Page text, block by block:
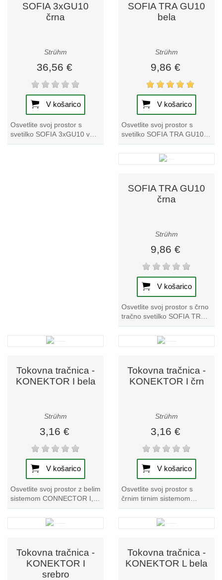
SOFIA 3xGU10
črna
Strühm
36,56 €
V košarico
Osvetlite svoj prostor s
svetilko SOFIA 3xGU10 v
elegantni črni barvi. Ta
SOFIA TRA GU10
bela
Strühm
9,86 €
V košarico
Osvetlite svoj prostor s
svetilko SOFIA TRA GU10
bela track light. Odlična je za
izboljšanje ambienta in
poudarjanje...
SOFIA TRA GU10
črna
Strühm
9,86 €
V košarico
Osvetlite svoj prostor s črno
tračno svetilko SOFIA TRA
GU10. Ta svetilka je kot
nalašč za izboljšanje
Tokovna tračnica -
KONEKTOR I bela
Strühm
3,16 €
V košarico
Osvetlite svoj prostor z belim
sistemom CONNECTOR I, ki
izstopa v naši zbirki tračnih
svetilk. Izkusite vrhunski...
Tokovna tračnica -
KONEKTOR I črn
Strühm
3,16 €
V košarico
Osvetlite svoj prostor s
črnim tirnim sistemom
CONNECTOR I, ki izstopa v
naši zbirki tračnih svetilk.
Tokovna tračnica -
KONEKTOR I
srebro
Tokovna tračnica -
KONEKTOR L bela